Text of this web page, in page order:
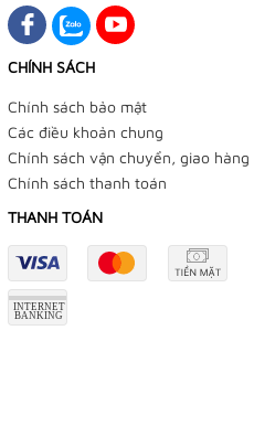
CHÍNH SÁCH
Chính sách bảo mật
Các điều khoản chung
Chính sách vận chuyển, giao hàng
Chính sách thanh toán
THANH TOÁN